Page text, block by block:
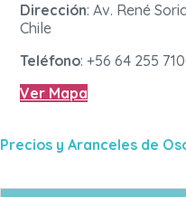
Dirección: Av. René
Chile
Teléfono: +56 64 255
Ver Mapa
Precios y Aranceles de